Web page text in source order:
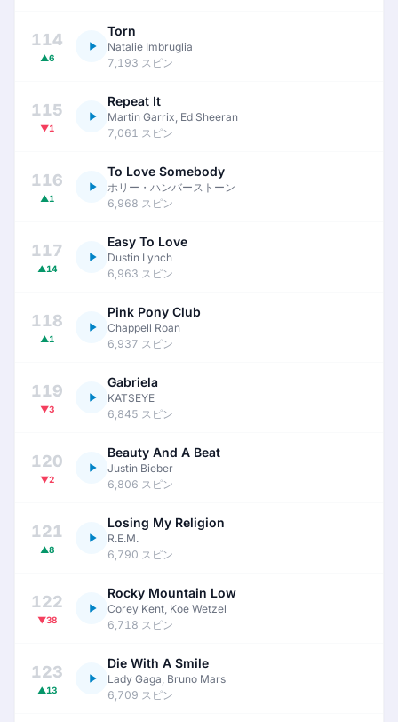
114
▲6
Torn
Natalie Imbruglia
7,193 スピン
115
▼1
Repeat It
Martin Garrix, Ed Sheeran
7,061 スピン
116
▲1
To Love Somebody
ホリー・ハンバーストーン
6,968 スピン
117
▲14
Easy To Love
Dustin Lynch
6,963 スピン
118
▲1
Pink Pony Club
Chappell Roan
6,937 スピン
119
▼3
Gabriela
KATSEYE
6,845 スピン
120
▼2
Beauty And A Beat
Justin Bieber
6,806 スピン
121
▲8
Losing My Religion
R.E.M.
6,790 スピン
122
▼38
Rocky Mountain Low
Corey Kent, Koe Wetzel
6,718 スピン
123
▲13
Die With A Smile
Lady Gaga, Bruno Mars
6,709 スピン